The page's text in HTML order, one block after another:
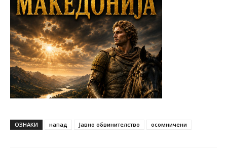
ОЗНАКИ напад Јавно обвинителство осомничени